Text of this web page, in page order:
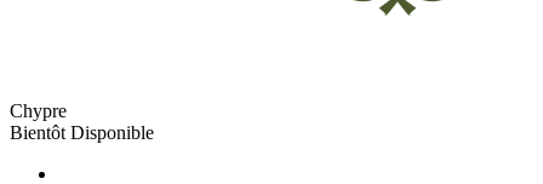
Chypre
Bientôt Disponible